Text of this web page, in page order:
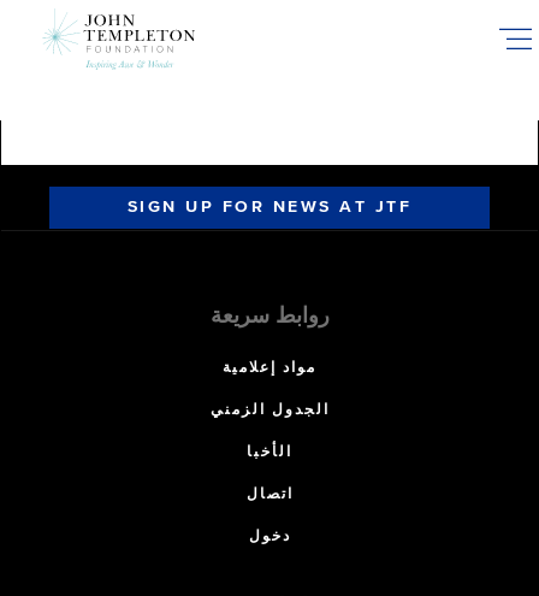
SIGN UP FOR NEWS AT JTF
روابط سريعة
مواد إعلامية
الجدول الزمني
الأخبا
اتصال
دخول